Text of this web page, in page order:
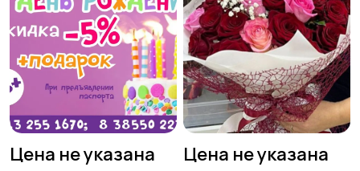
Цена не указана Цена не указана